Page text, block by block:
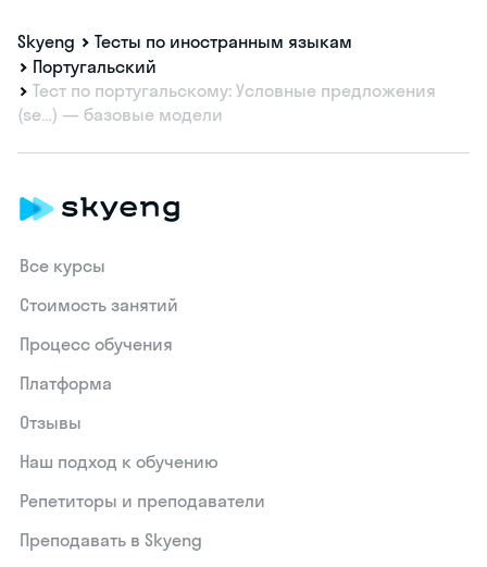
Skyeng
Тесты по иностранным языкам
Португальский
Тест по португальскому: Условные предложения
(se…) — базовые модели
Все курсы
Стоимость занятий
Процесс обучения
Платформа
Отзывы
Наш подход к обучению
Репетиторы и преподаватели
Преподавать в Skyeng